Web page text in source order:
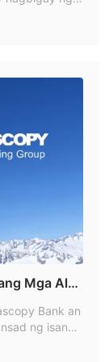
Europe ng
sa kanilang
ay sumusunod
関東財務
rin ng
rehistrado sa
na mga
ang d
Mga Alok
Bank an
ng isang
Lunes.